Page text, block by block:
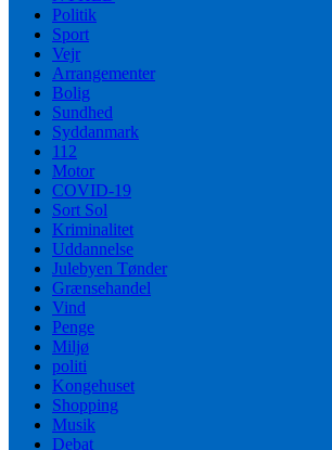
Politik
Sport
Vejr
Arrangementer
Bolig
Sundhed
Syddanmark
112
Motor
COVID-19
Sort Sol
Kriminalitet
Uddannelse
Julebyen Tønder
Grænsehandel
Vind
Penge
Miljø
politi
Kongehuset
Shopping
Musik
Debat